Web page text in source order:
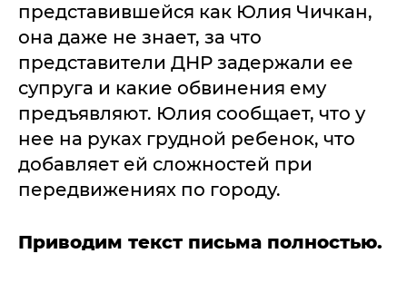
представившейся как Юлия Чичкан,
она даже не знает, за что
представители ДНР задержали ее
супруга и какие обвинения ему
предъявляют. Юлия сообщает, что у
нее на руках грудной ребенок, что
добавляет ей сложностей при
передвижениях по городу.
Приводим текст письма полностью.